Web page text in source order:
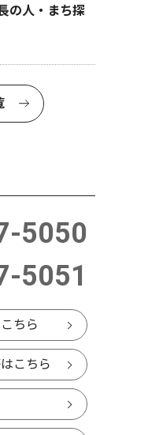
2026.08.07
おすす
の人・まち探
5050
5051
ちら
こちら